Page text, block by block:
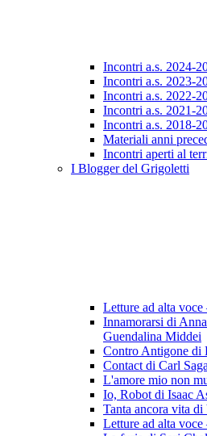
Incontri a.s. 2024-
Incontri a.s. 2023-
Incontri a.s. 2022-
Incontri a.s. 2021-
Incontri a.s. 2018-
Materiali anni
Incontri aperti al
I Blogger del Grigoletti
Letture ad alta
Innamorarsi di
Guendalina Middei
Contro Antigone di
Contact di Carl
L'amore mio non
Io, Robot di Isaac
Tanta ancora vita
Letture ad alta